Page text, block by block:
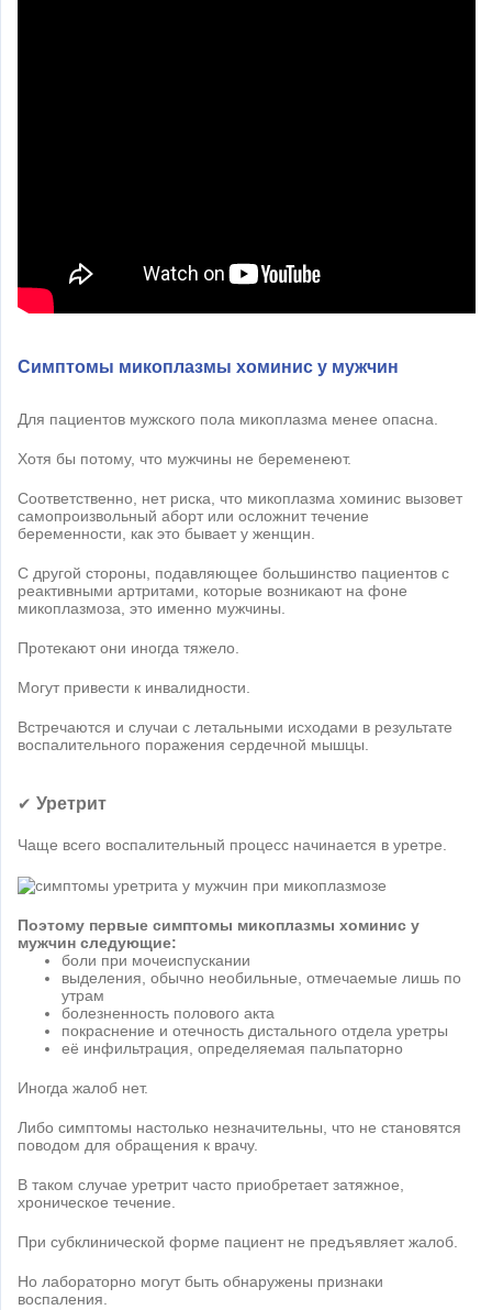
Симптомы микоплазмы хоминис у мужчин
Для пациентов мужского пола микоплазма менее опасна.
Хотя бы потому, что мужчины не беременеют.
Соответственно, нет риска, что микоплазма хоминис вызовет
самопроизвольный аборт или осложнит течение
беременности, как это бывает у женщин.
С другой стороны, подавляющее большинство пациентов с
реактивными артритами, которые возникают на фоне
микоплазмоза, это именно мужчины.
Протекают они иногда тяжело.
Могут привести к инвалидности.
Встречаются и случаи с летальными исходами в результате
воспалительного поражения сердечной мышцы.
✔ Уретрит
Чаще всего воспалительный процесс начинается в уретре.
Поэтому первые симптомы микоплазмы хоминис у
мужчин следующие:
боли при мочеиспускании
выделения, обычно необильные, отмечаемые лишь по
утрам
болезненность полового акта
покраснение и отечность дистального отдела уретры
её инфильтрация, определяемая пальпаторно
Иногда жалоб нет.
Либо симптомы настолько незначительны, что не становятся
поводом для обращения к врачу.
В таком случае уретрит часто приобретает затяжное,
хроническое течение.
При субклинической форме пациент не предъявляет жалоб.
Но лабораторно могут быть обнаружены признаки
воспаления.